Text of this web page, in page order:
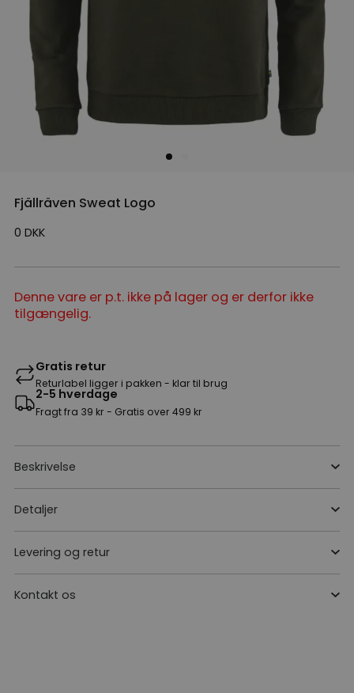
Fjällräven Sweat Logo
0 DKK
Denne vare er p.t. ikke på lager og er derfor ikke
tilgængelig.
Gratis retur
Returlabel ligger i pakken - klar til brug
2-5 hverdage
Fragt fra 39 kr - Gratis over 499 kr
Beskrivelse
Detaljer
Levering og retur
Kontakt os